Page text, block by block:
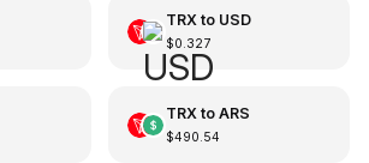
TRXto USD
$0.327
TRXto ARS
$490.54